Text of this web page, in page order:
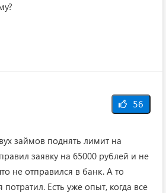
56
займов поднять лимит на
заявку на 65000 рублей и не
не отправился в банк. А то
Есть уже опыт, когда все